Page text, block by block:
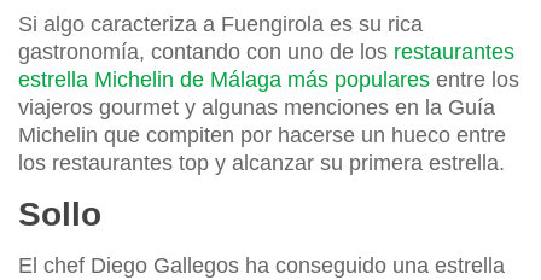
Si algo caracteriza a Fuengirola es su rica
gastronomía, contando con uno de los restaurantes
estrella Michelin de Málaga más populares entre los
viajeros gourmet y algunas menciones en la Guía
Michelin que compiten por hacerse un hueco entre
los restaurantes top y alcanzar su primera estrella.
Sollo
El chef Diego Gallegos ha conseguido una estrella